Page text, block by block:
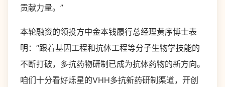
贡献力量。”
本轮融资的领投方中金本钱履行总经理黄序博士表
明：“跟着基因工程和抗体工程等分子生物学技能的
不断打破，多抗药物研制已成为抗体药物的新方向。
咱们十分看好烁星的VHH多抗新药研制渠道，开创